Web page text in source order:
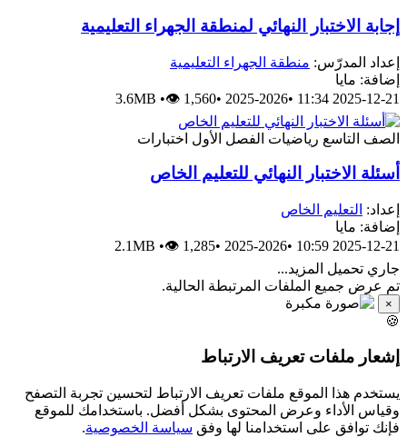
إجابة الاختبار النهائي لمنطقة الجهراء التعليمية
إعداد المدرّس: منطقة الجهراء التعليمية
إضافة: مايا
2025-12-21 11:34
•
2025-2026
•
3.6MB •👁 1,560
الصف التاسع رياضيات الفصل الأول اختبارات
أسئلة الاختبار النهائي للتعليم الخاص
إعداد: التعليم الخاص
إضافة: مايا
2025-12-21 10:59
•
2025-2026
•
2.1MB •👁 1,285
جاري تحميل المزيد...
تم عرض جميع الملفات المرتبطة الحالية.
×
🍪
إشعار ملفات تعريف الارتباط
يستخدم هذا الموقع ملفات تعريف الارتباط لتحسين تجربة التصفح
وقياس الأداء وعرض المحتوى بشكل أفضل. باستخدامك للموقع
فإنك توافق على استخدامنا لها وفق سياسة الخصوصية.